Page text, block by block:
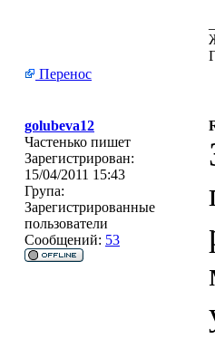
Перенос
golubeva12
Частенько пишет
Зарегистрирован:
15/04/2011 15:43
Група:
Зарегистрированные
пользователи
Сообщений: 53